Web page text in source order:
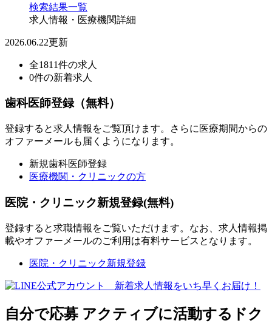
検索結果一覧
求人情報・医療機関詳細
2026.06.22更新
全1811件の求人
0件の新着求人
歯科医師登録（無料）
登録すると求人情報をご覧頂けます。さらに医療期間からの
オファーメールも届くようになります。
新規歯科医師登録
医療機関・クリニックの方
医院・クリニック新規登録(無料)
登録すると求職情報をご覧いただけます。なお、求人情報掲
載やオファーメールのご利用は有料サービスとなります。
医院・クリニック新規登録
自分で応募 アクティブに活動するドク